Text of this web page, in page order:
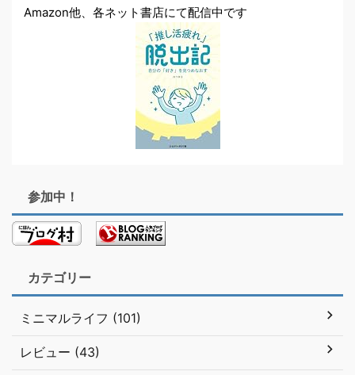
Amazon他、各ネット書店にて配信中です
参加中！
カテゴリー
ミニマルライフ (101)
レビュー (43)